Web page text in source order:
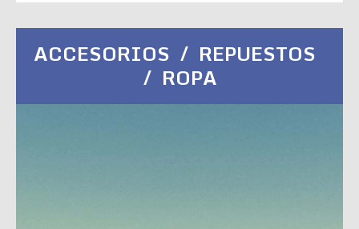
ACCESORIOS / REPUESTOS
/ ROPA